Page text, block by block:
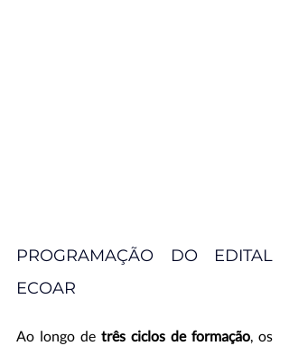
PROGRAMAÇÃO DO EDITAL
ECOAR
Ao longo de três ciclos de formação, os